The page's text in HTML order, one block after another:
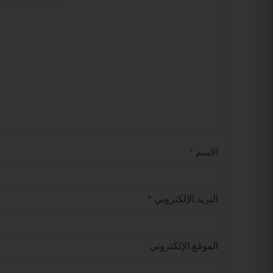
الاسم *
البريد الإلكتروني *
الموقع الإلكتروني